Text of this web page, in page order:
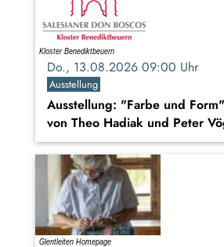
Do., 13.08.2026 09:00 Uhr
Ausstellung
Ausstellung: "Farbe und Form"
von Theo Hadiak und Peter